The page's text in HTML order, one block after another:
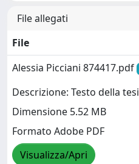
File allegati
File
Alessia Picciani 874417.pdf
Descrizione: Testo della tesi
Dimensione 5.52 MB
Formato Adobe PDF
Visualizza/Apri